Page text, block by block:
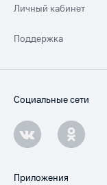
Личный кабинет
Поддержка
Социальные сети
Приложения